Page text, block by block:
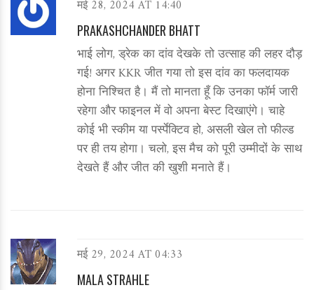
मई 28, 2024 AT 14:40
PRAKASHCHANDER BHATT
भाई लोग, ड्रेक का दांव देखके तो उत्साह की लहर दौड़
गई! अगर KKR जीत गया तो इस दांव का फलदायक
होना निश्चित है। मैं तो मानता हूँ कि उनका फॉर्म जारी
रहेगा और फाइनल में वो अपना बेस्ट दिखाएंगे। चाहे
कोई भी स्कीम या पर्स्पेक्टिव हो, असली खेल तो फील्ड
पर ही तय होगा। चलो, इस मैच को पूरी उम्मीदों के साथ
देखते हैं और जीत की खुशी मनाते हैं।
मई 29, 2024 AT 04:33
MALA STRAHLE